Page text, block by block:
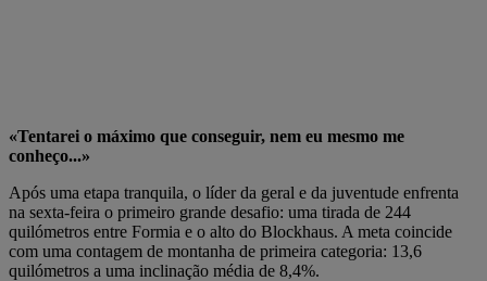
«Tentarei o máximo que conseguir, nem eu mesmo me
conheço...»
Após uma etapa tranquila, o líder da geral e da juventude enfrenta
na sexta-feira o primeiro grande desafio: uma tirada de 244
quilómetros entre Formia e o alto do Blockhaus. A meta coincide
com uma contagem de montanha de primeira categoria: 13,6
quilómetros a uma inclinação média de 8,4%.